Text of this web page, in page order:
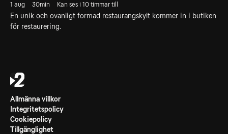
1 aug 30min Kan ses i 10 timmar till
En unik och ovanligt formad restaurangskylt kommer in i butiken
för restaurering.
Allmänna villkor
Integritetspolicy
Cookiepolicy
Tillgänglighet